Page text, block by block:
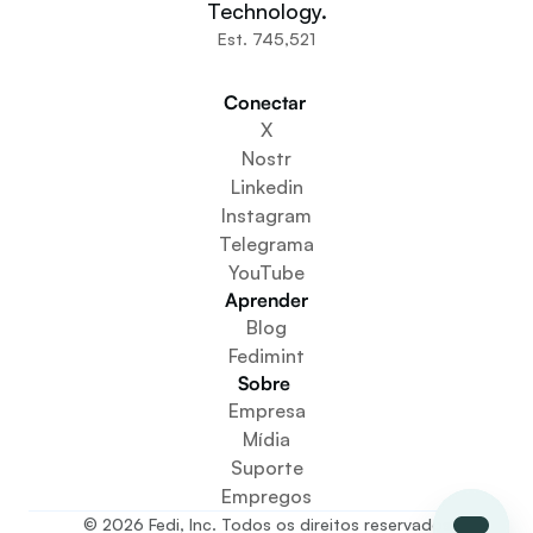
Organizações
Baixe o aplicativo
Cria um espaço comunitário
Criar um serviço de carteira
Serviço de configuração da federação
Explore os Mini Apps
Technology.
Est. 745,521
Conectar
X
Nostr
Linkedin
Instagram
Telegrama
YouTube
Aprender
Blog
Fedimint
Sobre
Empresa
Mídia
Suporte
Empregos
© 2026 Fedi, Inc. Todos os direitos reservados